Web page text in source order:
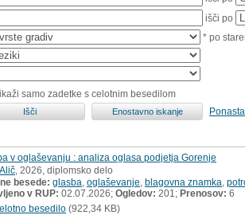
išči po
* po
samo zadetke s celotnim besedilom
v oglaševanju : analiza oglasa podjetja Gorenje
, 2026, diplomsko delo
besede: glasba oglaševanje blagovna znamka
v RUP: 02.07.2026; Ogledov: 201; Prenosov: 6
besedilo (922,34 KB)